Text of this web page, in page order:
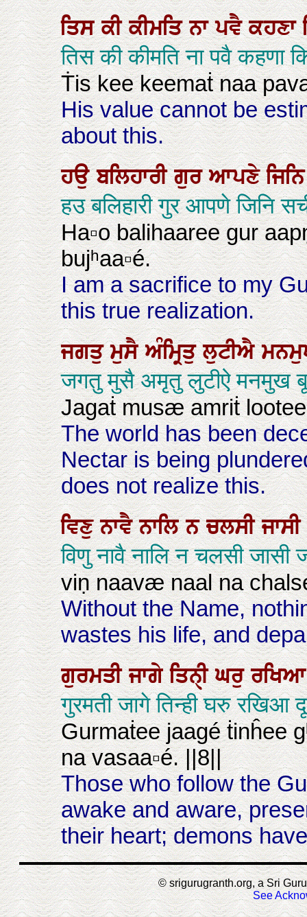
ਤਿਸਕੀਕੀਮਤਿਨਾਪਵੈਕਹਣਾ
तिस की कीमति ना पवै कहणा
Ṫis kee keemaṫ naa
His value cannot be
about this.
ਹਉਬਲਿਹਾਰੀਗੁਰਆਪਣੇ
हउ बलिहारी गुर आपणे जिनि
Ha▫o balihaaree gur
bujʰaa▫é.
I am a sacrifice to my
this true realization.
ਜਗਤੁਮੁਸੈਅੰਮ੍ਰਿਤੁਲੁਟੀਐ
जगतु मुसै अमृतु लुटीऐ मनमुख
Jagaṫ musæ amriṫ
The world has been
Nectar is being
does not realize this.
ਵਿਣੁਨਾਵੈਨਾਲਿਨਚਲਸੀਜਾਸੀ
विणु नावै नालि न चलसी जासी
viṇ naavæ naal na
Without the Name,
wastes his life, and
ਗੁਰਮਤੀਜਾਗੇਤਿਨੑੀਘਰੁ
गुरमती जागे तिन्ही घरु रखिआ
Gurmaṫee jaagé ṫinĥee
na vasaa▫é. ||8||
Those who follow the
awake and aware,
their heart; demons
© srigurugranth.org, a Sri
See